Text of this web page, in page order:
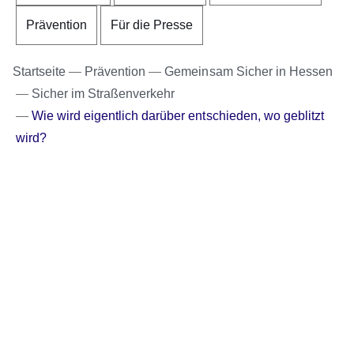
Prävention Für die Presse
Startseite Prävention
Gemeinsam Sicher in Hessen
Sicher im Straßenverkehr
Wie wird eigentlich darüber entschieden, wo geblitzt
wird?